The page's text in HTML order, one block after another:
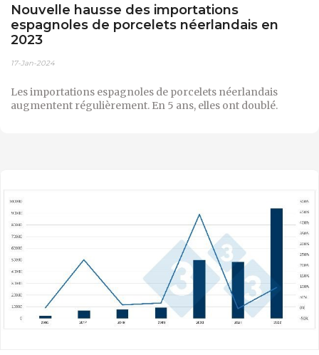
Nouvelle hausse des importations
espagnoles de porcelets néerlandais en
2023
17-Jan-2024
Les importations espagnoles de porcelets néerlandais
augmentent régulièrement. En 5 ans, elles ont doublé.